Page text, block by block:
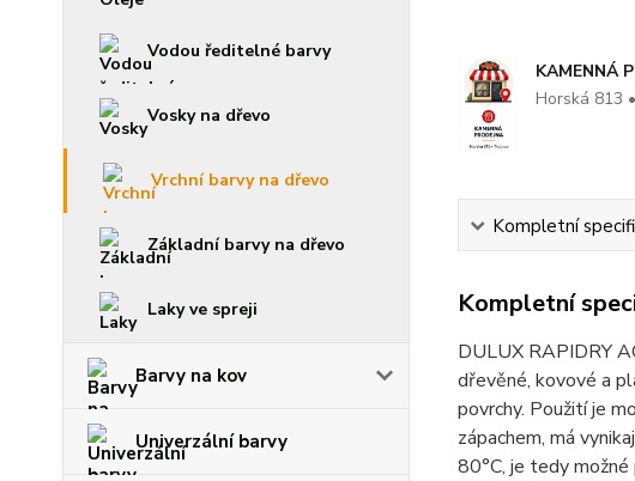
Vodou ředitelné barvy
Vosky na dřevo
Vrchní barvy na dřevo
Základní barvy na dřevo
Laky ve spreji
Barvy na kov
Univerzální barvy
KAMENNÁ
Horská 813
Kompletní
Kompletní
DULUX RAPIDRY
dřevěné, kovové a
povrchy. Použití je
zápachem, má
80°C, je tedy